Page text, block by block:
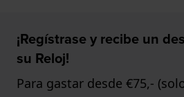
¡Regístrase y recibe un
su Reloj!
Para gastar desde €75,-